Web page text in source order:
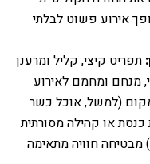
אירוע פשוט לבלתי
תפריט קיצי, קליל ומרענן
מנחם ומחמם לאירוע
(למשל, אוכל כשר
או קהילה מסורתית
) מבטיחה חוויה מתאימה